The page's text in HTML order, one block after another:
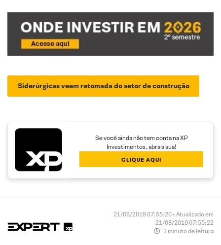
Siderúrgicas veem retomada do setor de construção
Se você ainda não tem conta na XP
Investimentos, abra a sua!
CLIQUE AQUI
21/08/2019 07:55:20 • Atualizado em
21/08/2019 07:55:22
1 minuto de leitura